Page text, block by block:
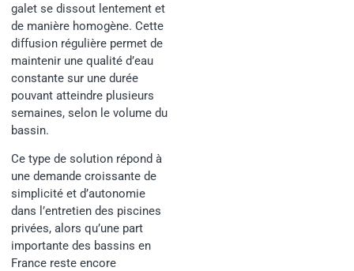
galet se dissout lentement et
de manière homogène. Cette
diffusion régulière permet de
maintenir une qualité d’eau
constante sur une durée
pouvant atteindre plusieurs
semaines, selon le volume du
bassin.
Ce type de solution répond à
une demande croissante de
simplicité et d’autonomie
dans l’entretien des piscines
privées, alors qu’une part
importante des bassins en
France reste encore